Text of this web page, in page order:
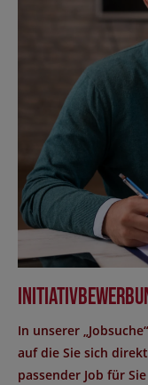
In unserer
auf die Sie sich
passender Job für